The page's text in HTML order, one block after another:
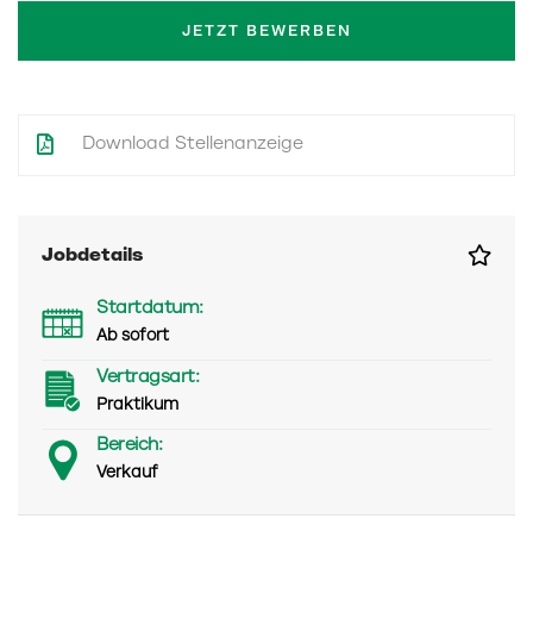
JETZT BEWERBEN
Download Stellenanzeige
Jobdetails
Startdatum:
Ab sofort
Vertragsart:
Praktikum
Bereich:
Verkauf